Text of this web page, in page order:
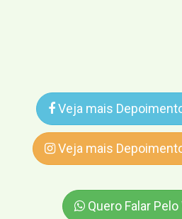
Veja mais
Veja mais
Quero Falar